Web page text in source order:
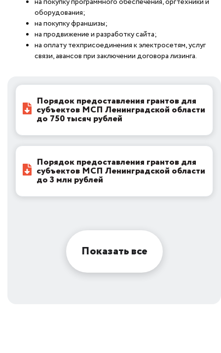
оборудования;
на покупку франшизы;
на продвижение и разработку сайта;
на оплату техприсоединения к электросетям, услуг
связи, авансов при заключении договора лизинга.
Порядок предоставления грантов для
субъектов МСП Ленинградской области
до 750 тысяч рублей
Порядок предоставления грантов для
субъектов МСП Ленинградской области
до 3 млн рублей
Показать все